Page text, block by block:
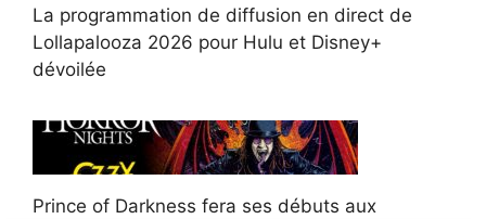
La programmation de diffusion en direct de
Lollapalooza 2026 pour Hulu et Disney+
dévoilée
Prince of Darkness fera ses débuts aux